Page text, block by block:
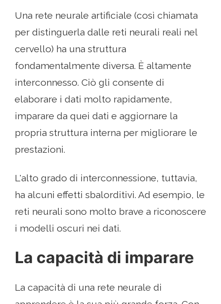
Una rete neurale artificiale (così chiamata
per distinguerla dalle reti neurali reali nel
cervello) ha una struttura
fondamentalmente diversa. È altamente
interconnesso. Ciò gli consente di
elaborare i dati molto rapidamente,
imparare da quei dati e aggiornare la
propria struttura interna per migliorare le
prestazioni.
L'alto grado di interconnessione, tuttavia,
ha alcuni effetti sbalorditivi. Ad esempio, le
reti neurali sono molto brave a riconoscere
i modelli oscuri nei dati.
La capacità di imparare
La capacità di una rete neurale di